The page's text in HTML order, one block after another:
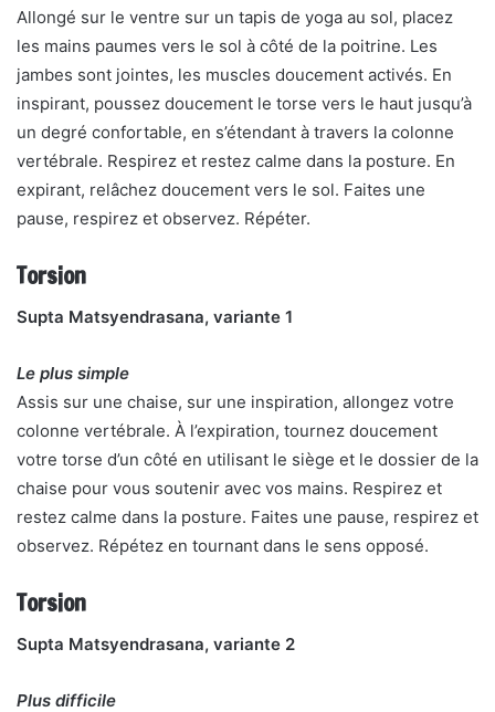
Allongé sur le ventre sur un tapis de yoga au sol, placez
les mains paumes vers le sol à côté de la poitrine. Les
jambes sont jointes, les muscles doucement activés. En
inspirant, poussez doucement le torse vers le haut jusqu’à
un degré confortable, en s’étendant à travers la colonne
vertébrale. Respirez et restez calme dans la posture. En
expirant, relâchez doucement vers le sol. Faites une
pause, respirez et observez. Répéter.
Torsion
Supta Matsyendrasana, variante 1
Le plus simple
Assis sur une chaise, sur une inspiration, allongez votre
colonne vertébrale. À l’expiration, tournez doucement
votre torse d’un côté en utilisant le siège et le dossier de la
chaise pour vous soutenir avec vos mains. Respirez et
restez calme dans la posture. Faites une pause, respirez et
observez. Répétez en tournant dans le sens opposé.
Torsion
Supta Matsyendrasana, variante 2
Plus difficile